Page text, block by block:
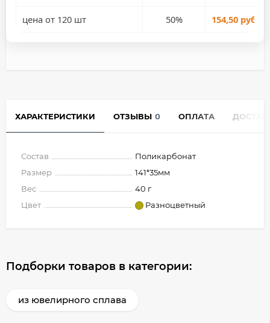
цена от 120 шт 50% 154,50 руб.
ХАРАКТЕРИСТИКИ ОТЗЫВЫ 0 ОПЛАТА
Состав
Поликарбонат
Размер
141*35мм
Вес
40 г
Цвет
Разноцветный
Подборки товаров в категории:
из ювелирного сплава